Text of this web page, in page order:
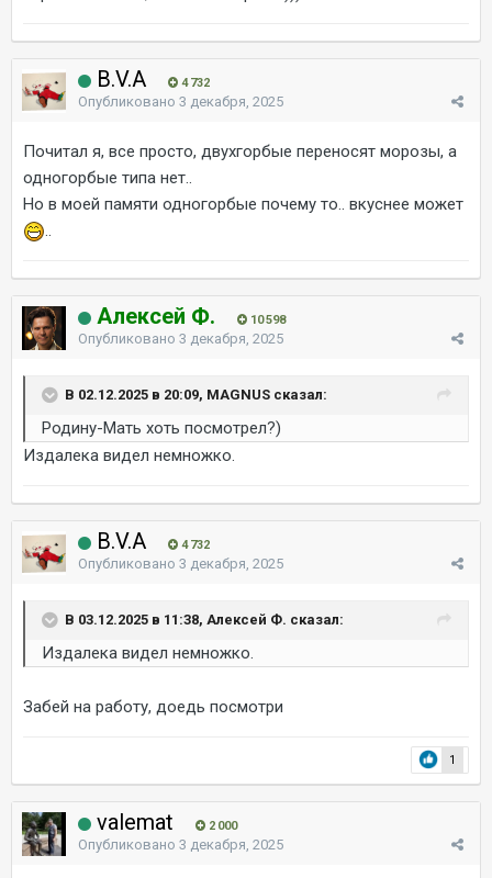
B.V.A 4 732
Опубликовано 3 декабря, 2025
Почитал я, все просто, двухгорбые переносят морозы, а
одногорбые типа нет..
Но в моей памяти одногорбые почему то.. вкуснее может
Алексей Ф. 10 598
Опубликовано 3 декабря, 2025
В 02.12.2025 в 20:09, MAGNUS сказал:
Родину-Мать хоть посмотрел?)
Издалека видел немножко.
B.V.A 4 732
Опубликовано 3 декабря, 2025
В 03.12.2025 в 11:38, Алексей Ф. сказал:
Издалека видел немножко.
Забей на работу, доедь посмотри
1
valemat 2 000
Опубликовано 3 декабря, 2025